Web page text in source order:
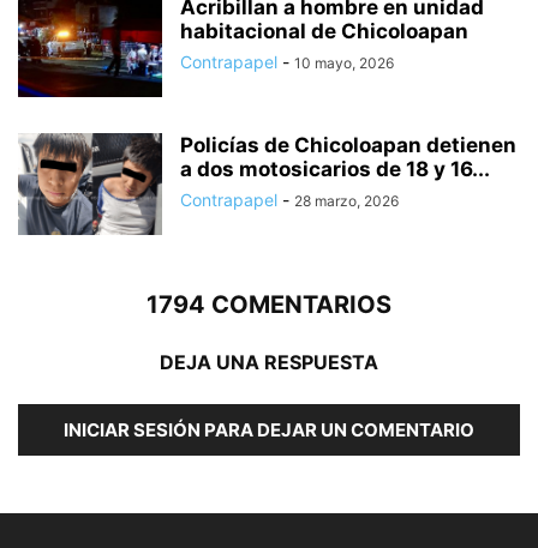
Acribillan a hombre en unidad
habitacional de Chicoloapan
Contrapapel - 10 mayo, 2026
Policías de Chicoloapan detienen
a dos motosicarios de 18 y 16...
Contrapapel - 28 marzo, 2026
1794 COMENTARIOS
DEJA UNA RESPUESTA
INICIAR SESIÓN PARA DEJAR UN COMENTARIO